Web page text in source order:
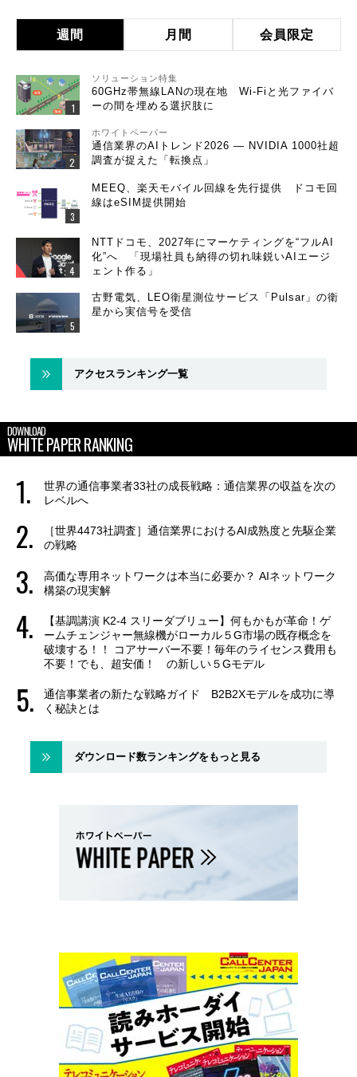
週間 月間 会員限定
ソリューション特集
60GHz帯無線LANの現在地 Wi-Fiと光ファイバ
ーの間を埋める選択肢に
ホワイトペーパー
通信業界のAIトレンド2026 ― NVIDIA 1000社超
調査が捉えた「転換点」
MEEQ、楽天モバイル回線を先行提供 ドコモ回
線はeSIM提供開始
NTTドコモ、2027年にマーケティングを“フルAI
化”へ 「現場社員も納得の切れ味鋭いAIエージ
ェント作る」
古野電気、LEO衛星測位サービス「Pulsar」の衛
星から実信号を受信
アクセスランキング一覧
DOWNLOAD
WHITE PAPER RANKING
世界の通信事業者33社の成長戦略：通信業界の収益を次の
レベルへ
［世界4473社調査］通信業界におけるAI成熟度と先駆企業
の戦略
高価な専用ネットワークは本当に必要か？ AIネットワーク
構築の現実解
【基調講演 K2-4 スリーダブリュー】何もかもが革命！ゲ
ームチェンジャー無線機がローカル５G市場の既存概念を
破壊する！！ コアサーバー不要！毎年のライセンス費用も
不要！でも、超安価！ の新しい５Gモデル
通信事業者の新たな戦略ガイド B2B2Xモデルを成功に導
く秘訣とは
ダウンロード数ランキングをもっと見る